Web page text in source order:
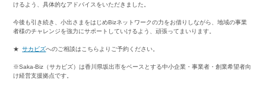
けるよう、具体的なアドバイスをいただきました。
今後も引き続き、小出さまをはじめBizネットワークの力をお借りしながら、地域の事業
者様のチャレンジを強力にサポートしていけるよう、頑張ってまいります。
★ サカビズへのご相談はこちらよりご予約ください。
※Saka-Biz（サカビズ）は香川県坂出市をベースとする中小企業・事業者・創業希望者向
け経営支援拠点です。